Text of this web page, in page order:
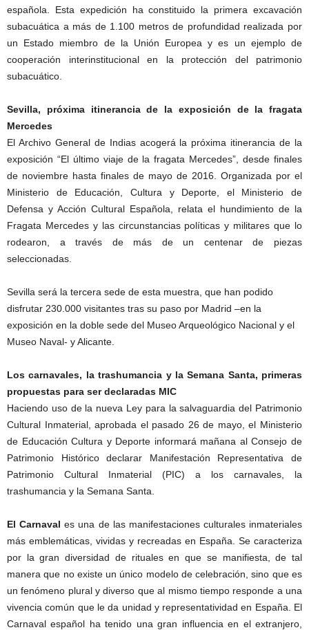
española. Esta expedición ha constituido la primera excavación
subacuática a más de 1.100 metros de profundidad realizada por
un Estado miembro de la Unión Europea y es un ejemplo de
cooperación interinstitucional en la protección del patrimonio
subacuático.
Sevilla, próxima itinerancia de la exposición de la fragata
Mercedes
El Archivo General de Indias acogerá la próxima itinerancia de la
exposición “El último viaje de la fragata Mercedes”, desde finales
de noviembre hasta finales de mayo de 2016. Organizada por el
Ministerio de Educación, Cultura y Deporte, el Ministerio de
Defensa y Acción Cultural Española, relata el hundimiento de la
Fragata Mercedes y las circunstancias políticas y militares que lo
rodearon, a través de más de un centenar de piezas
seleccionadas.
Sevilla será la tercera sede de esta muestra, que han podido
disfrutar 230.000 visitantes tras su paso por Madrid –en la
exposición en la doble sede del Museo Arqueológico Nacional y el
Museo Naval- y Alicante.
Los carnavales, la trashumancia y la Semana Santa, primeras
propuestas para ser declaradas MIC
Haciendo uso de la nueva Ley para la salvaguardia del Patrimonio
Cultural Inmaterial, aprobada el pasado 26 de mayo, el Ministerio
de Educación Cultura y Deporte informará mañana al Consejo de
Patrimonio Histórico declarar Manifestación Representativa de
Patrimonio Cultural Inmaterial (PIC) a los carnavales, la
trashumancia y la Semana Santa.
El Carnaval es una de las manifestaciones culturales inmateriales
más emblemáticas, vividas y recreadas en España. Se caracteriza
por la gran diversidad de rituales en que se manifiesta, de tal
manera que no existe un único modelo de celebración, sino que es
un fenómeno plural y diverso que al mismo tiempo responde a una
vivencia común que le da unidad y representatividad en España. El
Carnaval español ha tenido una gran influencia en el extranjero,